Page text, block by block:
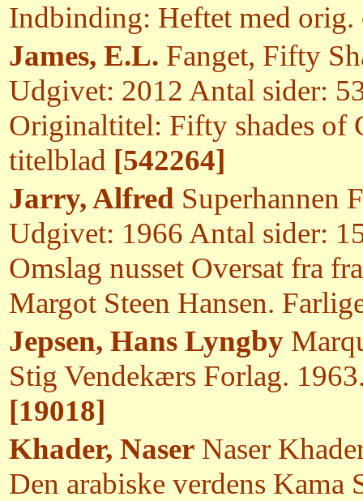
Indbinding: Heftet med
James, E.L. Fanget, Fifty
Udgivet: 2012 Antal sider:
Originaltitel: Fifty shades of
titelblad [542264]
Jarry, Alfred Superhannen
Udgivet: 1966 Antal sider:
Omslag nusset Oversat fra
Margot Steen Hansen.
Jepsen, Hans Lyngby
Stig Vendekærs Forlag.
[19018]
Khader, Naser Naser
Den arabiske verdens